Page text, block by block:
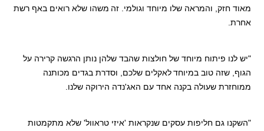
מאוד חזק, והמראה שלו מיוחד וגולמי. זה משהו שלא רואים באף רשת
אחרת.
"יש לנו פיתוח מיוחד של חולצות שהבד שלהן נותן הרגשה קרירה על
הגוף, שזה טוב במיוחד לאקלים שלכם, וסדרת בגדים מכותנה
ממוחזרת שעולה בקנה אחד עם האג'נדה הירוקה שלנו.
"השקנו גם חליפות עסקים שנקראות 'איזי טראוול' שלא מתקמטות